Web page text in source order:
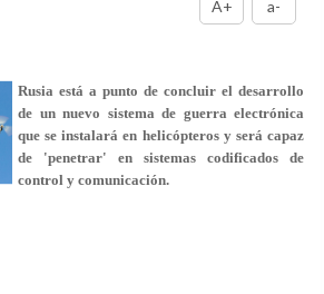
A+ a-
Rusia está a punto de concluir el desarrollo
de un nuevo sistema de guerra electrónica
que se instalará en helicópteros y será capaz
de 'penetrar' en sistemas codificados de
control y comunicación.